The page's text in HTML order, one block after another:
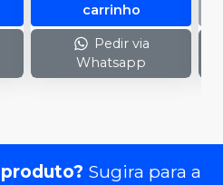
carrinho
Pedir via
Whatsapp
Sugira para a